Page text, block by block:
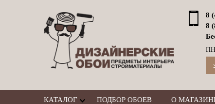
8
8
КАТАЛОГ ПОДБОР ОБОЕВ О